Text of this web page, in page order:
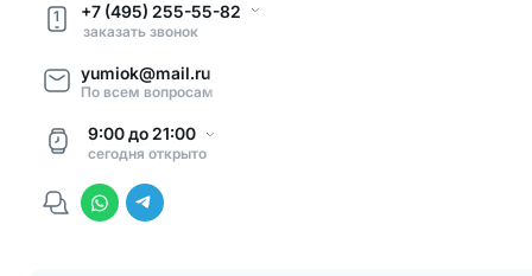
1 +7 (495) 255-55-82
заказать звонок
yumiok@mail.ru
По всем вопросам
9:00до21:00
сегодня открыто